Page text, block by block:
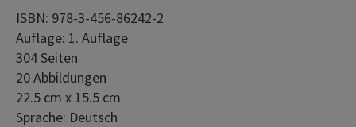
ISBN: 978-3-456-86242-2
Auflage: 1. Auflage
304 Seiten
20 Abbildungen
22.5 cm x 15.5 cm
Sprache: Deutsch